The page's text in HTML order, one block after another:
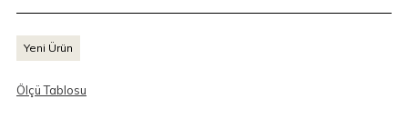
Yeni Ürün
Ölçü Tablosu